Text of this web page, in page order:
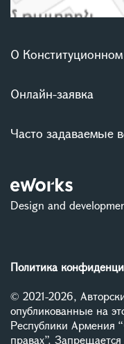
О
Онлайн-заявка
Часто задаваемые
Design and
Политика
© 2021-2026,
опубликованные на
Республики Армения
правах”.